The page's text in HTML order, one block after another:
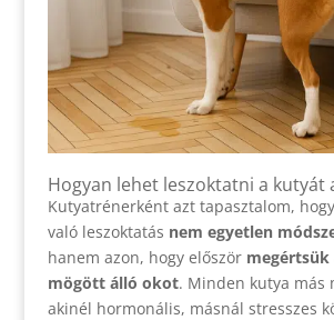
Hogyan lehet leszoktatni a kutyát
Kutyatrénerként azt tapasztalom,
való leszoktatás nem egyetlen
hanem azon, hogy először megértsük
mögött álló okot. Minden kutya más
akinél hormonális, másnál stresszes